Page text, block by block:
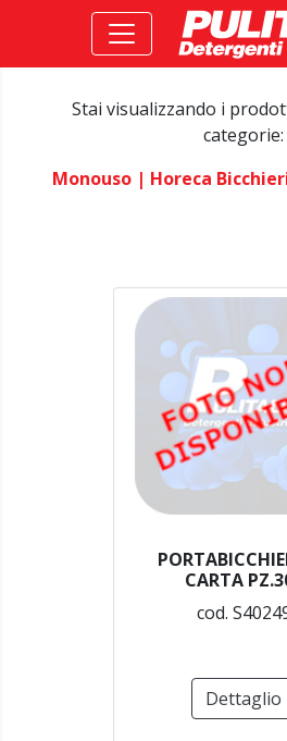
Stai visualizzando i
categorie:
Monouso | Horeca
CARTA
cod.
Dettaglio